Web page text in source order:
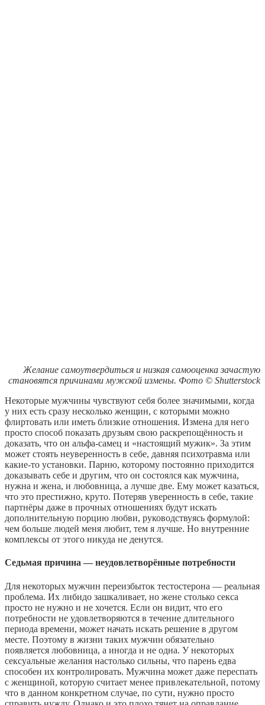
Желание самоутвердиться и низкая самооценка зачастую
становятся причинами мужской измены. Фото © Shutterstock
Некоторые мужчины чувствуют себя более значимыми, когда
у них есть сразу несколько женщин, с которыми можно
флиртовать или иметь близкие отношения. Измена для него
просто способ показать друзьям свою раскрепощённость и
доказать, что он альфа-самец и «настоящий мужик». За этим
может стоять неуверенность в себе, давняя психотравма или
какие-то установки. Парню, которому постоянно приходится
доказывать себе и другим, что он состоялся как мужчина,
нужна и жена, и любовница, а лучше две. Ему может казаться,
что это престижно, круто. Потеряв уверенность в себе, такие
партнёры даже в прочных отношениях будут искать
дополнительную порцию любви, руководствуясь формулой:
чем больше людей меня любит, тем я лучше. Но внутренние
комплексы от этого никуда не денутся.
Седьмая причина — неудовлетворённые потребности
Для некоторых мужчин переизбыток тестостерона — реальная
проблема. Их либидо зашкаливает, но жене столько секса
просто не нужно и не хочется. Если он видит, что его
потребности не удовлетворяются в течение длительного
периода времени, может начать искать решение в другом
месте. Поэтому в жизни таких мужчин обязательно
появляется любовница, а иногда и не одна. У некоторых
сексуальные желания настолько сильны, что парень едва
способен их контролировать. Мужчина может даже переспать
с женщиной, которую считает менее привлекательной, потому
что в данном конкретном случае, по сути, нужно просто